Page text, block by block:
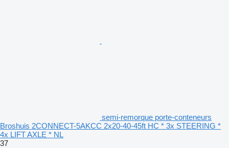
semi-remorque porte-conteneurs
Broshuis 2CONNECT-5AKCC 2x20-40-45ft HC * 3x STEERING *
4x LIFT AXLE * NL
37